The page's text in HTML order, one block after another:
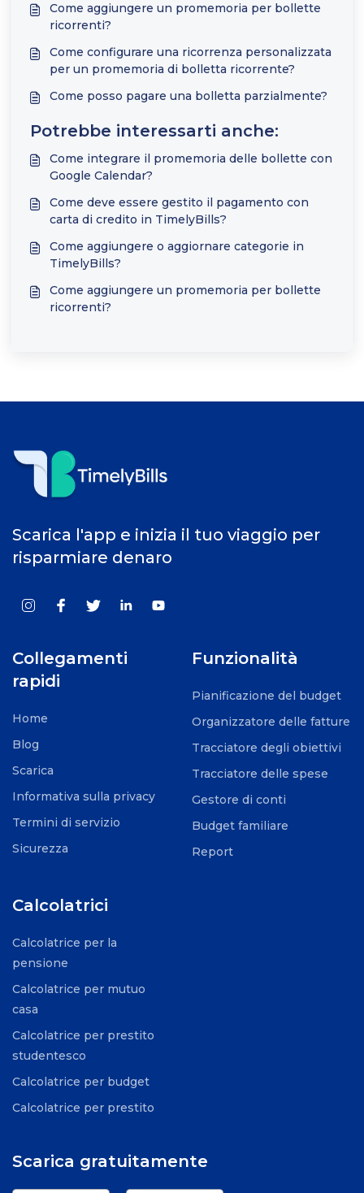
Come aggiungere un promemoria per bollette
ricorrenti?
Come configurare una ricorrenza personalizzata
per un promemoria di bolletta ricorrente?
Come posso pagare una bolletta parzialmente?
Potrebbe interessarti anche:
Come integrare il promemoria delle bollette con
Google Calendar?
Come deve essere gestito il pagamento con
carta di credito in TimelyBills?
Come aggiungere o aggiornare categorie in
TimelyBills?
Come aggiungere un promemoria per bollette
ricorrenti?
Scarica l'app e inizia il tuo viaggio per
risparmiare denaro
Collegamenti
rapidi
Home
Blog
Scarica
Informativa sulla privacy
Termini di servizio
Sicurezza
Funzionalità
Pianificazione del budget
Organizzatore delle fatture
Tracciatore degli obiettivi
Tracciatore delle spese
Gestore di conti
Budget familiare
Report
Calcolatrici
Calcolatrice per la
pensione
Calcolatrice per mutuo
casa
Calcolatrice per prestito
studentesco
Calcolatrice per budget
Calcolatrice per prestito
Scarica gratuitamente